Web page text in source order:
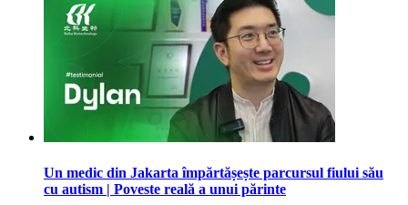
Un medic din Jakarta împărtășește parcursul fiului său
cu autism | Poveste reală a unui părinte